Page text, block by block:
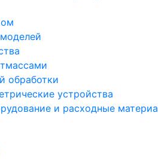
обработки
устройства
и расходные